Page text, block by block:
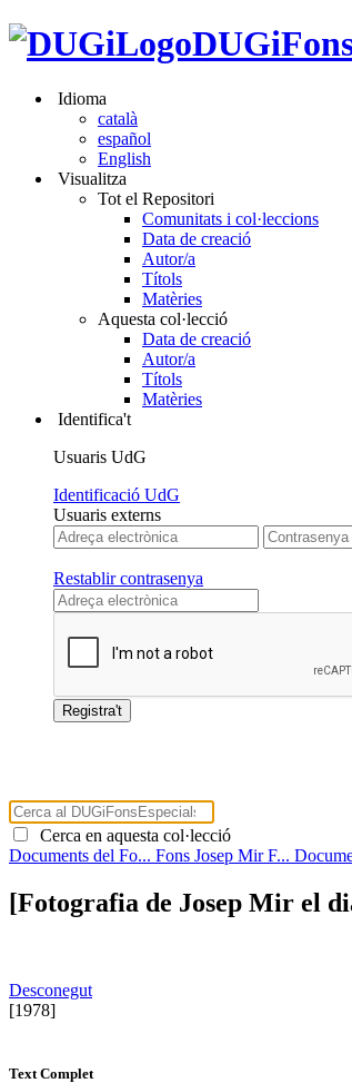
Idioma
català
español
English
Visualitza
Tot el Repositori
Comunitats i col·leccions
Data de creació
Autor/a
Títols
Matèries
Aquesta col·lecció
Data de creació
Autor/a
Títols
Matèries
Identifica't
Usuaris UdG
Identificació UdG
Usuaris externs
Restablir contrasenya
Cerca en aquesta col·lecció
Documents del Fo... Fons Josep Mir F...
[Fotografia de Josep Mir el
Desconegut
​ [1978]
Text Complet